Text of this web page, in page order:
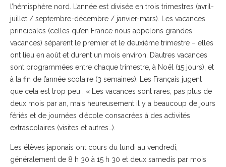
l’hémisphère nord. L’année est divisée en trois trimestres (avril-
juillet / septembre-décembre / janvier-mars). Les vacances
principales (celles qu’en France nous appelons grandes
vacances) séparent le premier et le deuxième trimestre – elles
ont lieu en août et durent un mois environ. D’autres vacances
sont programmées entre chaque trimestre, à Noël (15 jours), et
à la fin de l’année scolaire (3 semaines). Les Français jugent
que cela est trop peu : « Les vacances sont rares, pas plus de
deux mois par an, mais heureusement il y a beaucoup de jours
fériés et de journées d’école consacrées à des activités
extrascolaires (visites et autres…).
Les élèves japonais ont cours du lundi au vendredi,
généralement de 8 h 30 à 15 h 30 et deux samedis par mois